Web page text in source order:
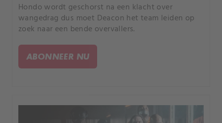
Hondo wordt geschorst na een klacht over
wangedrag dus moet Deacon het team leiden op
zoek naar een bende overvallers.
ABONNEER NU